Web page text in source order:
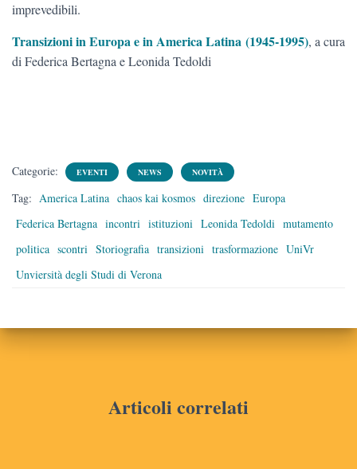
imprevedibili.
Transizioni in Europa e in America Latina (1945-1995), a cura
di Federica Bertagna e Leonida Tedoldi
Categorie: EVENTI NEWS NOVITÀ
Tag: America Latina chaos kai kosmos direzione Europa
Federica Bertagna incontri istituzioni Leonida Tedoldi mutamento
politica scontri Storiografia transizioni trasformazione UniVr
Unviersità degli Studi di Verona
Articoli correlati